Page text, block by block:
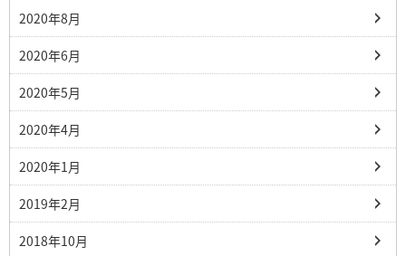
2020年8月
2020年6月
2020年5月
2020年4月
2020年1月
2019年2月
2018年10月